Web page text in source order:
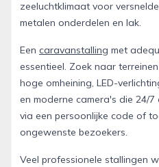
zeeluchtklimaat voor
metalen onderdelen en lak.
Een caravanstalling met
essentieel. Zoek naar
hoge omheining, LED-
en moderne camera's die 24/
via een persoonlijke code of
ongewenste bezoekers.
Veel professionele stallingen